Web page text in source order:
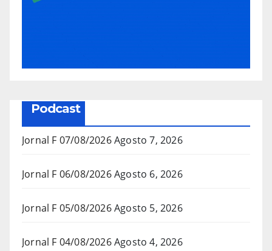
Podcast
Jornal F 07/08/2026Agosto 7, 2026
Jornal F 06/08/2026Agosto 6, 2026
Jornal F 05/08/2026Agosto 5, 2026
Jornal F 04/08/2026Agosto 4, 2026